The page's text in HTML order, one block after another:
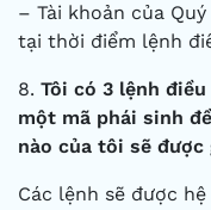
– Tài khoản của
tại thời điểm lệnh
8. Tôi có 3 lệnh
một mã phái sinh
nào của tôi sẽ
Các lệnh sẽ được